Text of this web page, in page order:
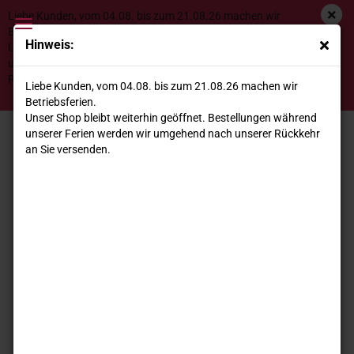
Hinweis:
Liebe Kunden, vom 04.08. bis zum 21.08.26 machen wir
Betriebsferien.
Unser Shop bleibt weiterhin geöffnet. Bestellungen während
unserer Ferien werden wir umgehend nach unserer Rückkehr
an Sie versenden.
Liebe Kunden, vom 04.08. bis zum 21.08.26 machen wir
Betriebsferien.
Unser Shop bleibt weiterhin geöffnet. Bestellungen während
unserer Ferien werden wir umgehend nach unserer
Rückkehr an Sie versenden.
Pecorino di Pienza Gran Riserva Caseificio Cugusi